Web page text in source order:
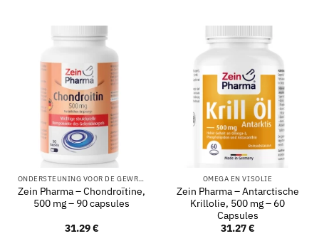
ONDERSTEUNING VOOR DE GEWRICHTEN
Zein Pharma – Chondroïtine,
500 mg – 90 capsules
31.29€
OMEGA EN VISOLIE
Zein Pharma – Antarctische
Krillolie, 500 mg – 60
Capsules
31.27€